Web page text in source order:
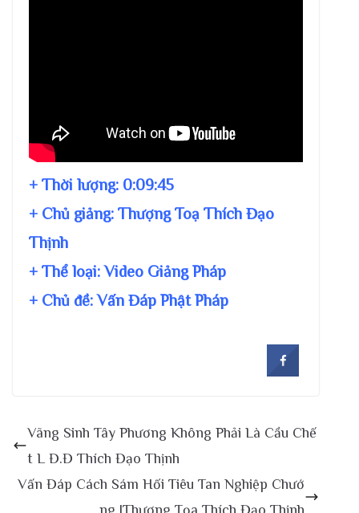
+ Thời lượng: 0:09:45
+ Chủ giảng: Thượng Toạ Thích Đạo
Thịnh
+ Thể loại: Video Giảng Pháp
+ Chủ đề:Vấn Đáp Phật Pháp
Vãng Sinh Tây Phương Không Phải Là Cầu Chế
t L Đ.Đ Thích Đạo Thịnh
Vấn Đáp Cách Sám Hối Tiêu Tan Nghiệp Chướ
ng |Thượng Tọa Thích Đạo Thịnh